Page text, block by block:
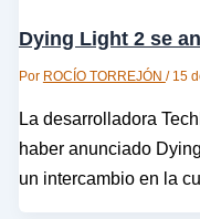
Dying Light 2 se
Por ROCÍO TORREJÓN / 15
La desarrolladora
haber anunciado
un intercambio en la